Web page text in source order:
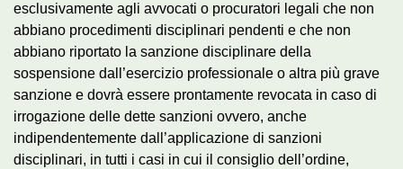
esclusivamente agli avvocati o procuratori legali che non
abbiano procedimenti disciplinari pendenti e che non
abbiano riportato la sanzione disciplinare della
sospensione dall’esercizio professionale o altra più grave
sanzione e dovrà essere prontamente revocata in caso di
irrogazione delle dette sanzioni ovvero, anche
indipendentemente dall’applicazione di sanzioni
disciplinari, in tutti i casi in cui il consiglio dell’ordine,